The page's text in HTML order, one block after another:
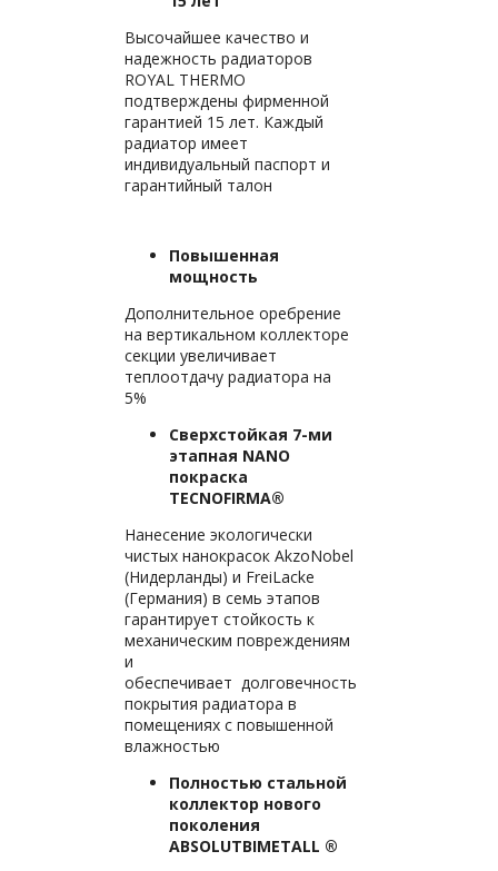
Высочайшее качество и
надежность радиаторов
ROYAL THERMO
подтверждены фирменной
гарантией 15 лет. Каждый
радиатор имеет
индивидуальный паспорт и
гарантийный талон
Повышенная
мощность
Дополнительное оребрение
на вертикальном коллекторе
секции увеличивает
теплоотдачу радиатора на
5%
Сверхстойкая 7-ми
этапная NANO
покраска
TECNOFIRMA®
Нанесение экологически
чистых нанокрасок AkzoNobel
(Нидерланды) и FreiLacke
(Германия) в семь этапов
гарантирует стойкость к
механическим повреждениям
и
обеспечивает долговечность
покрытия радиатора в
помещениях с повышенной
влажностью
Полностью стальной
коллектор нового
поколения
ABSOLUTBIMETALL ®